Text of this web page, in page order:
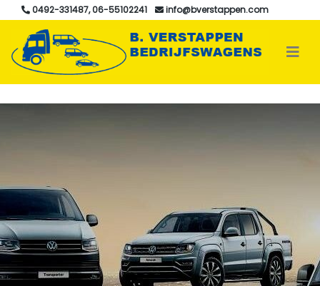
0492-331487, 06-55102241 info@bverstappen.com